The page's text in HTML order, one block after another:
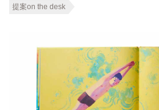
提案on the desk